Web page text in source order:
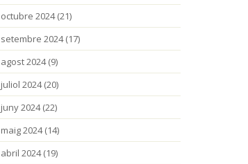
octubre 2024(21)
setembre 2024(17)
agost 2024(9)
juliol 2024(20)
juny 2024(22)
maig 2024(14)
abril 2024(19)